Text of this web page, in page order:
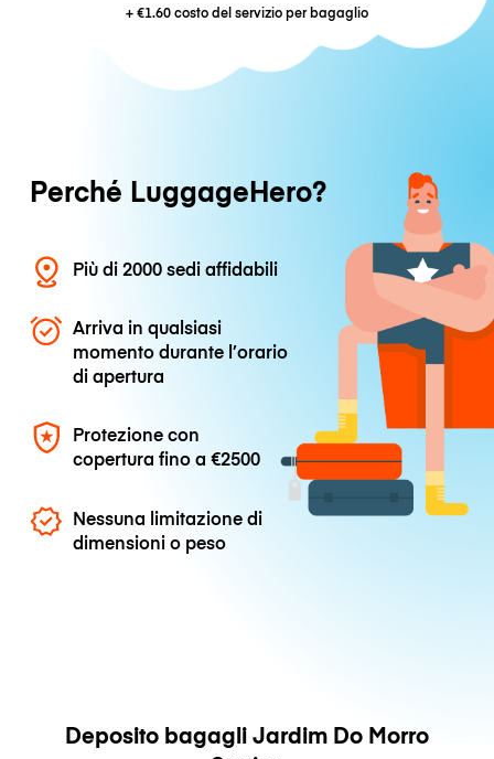
+€1.60costo del servizio per bagaglio
Perché LuggageHero?
Più di 2000 sedi affidabili
Arriva in qualsiasi
momento durante l’orario
di apertura
Protezione con
copertura fino a€2500
Nessuna limitazione di
dimensioni o peso
Deposito bagagli Jardim Do Morro